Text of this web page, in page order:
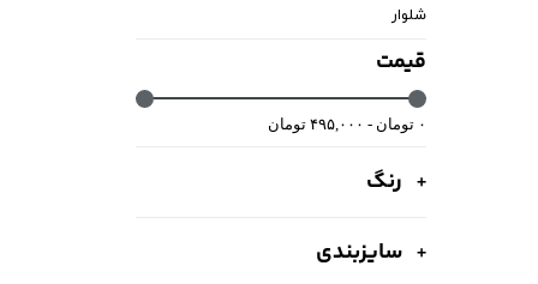
شلوار
قیمت
۰ تومان - ۴۹۵,۰۰۰ تومان
رنگ
سایزبندی